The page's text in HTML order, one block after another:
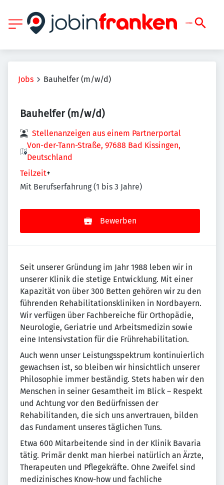
Jobs Bauhelfer (m/w/d)
Bauhelfer (m/w/d)
Stellenanzeigen aus einem Partnerportal
Von-der-Tann-Straße, 97688 Bad Kissingen,
Deutschland
Teilzeit+
Mit Berufserfahrung (1 bis 3 Jahre)
Bewerben
Seit unserer Gründung im Jahr 1988 leben wir in
unserer Klinik die stetige Entwicklung. Mit einer
Kapazität von über 300 Betten gehören wir zu den
führenden Rehabilitationskliniken in Nordbayern.
Wir verfügen über Fachbereiche für Orthopädie,
Neurologie, Geriatrie und Arbeitsmedizin sowie
eine Intensivstation für die Frührehabilitation.
Auch wenn unser Leistungsspektrum kontinuierlich
gewachsen ist, so bleiben wir hinsichtlich unserer
Philosophie immer beständig. Stets haben wir den
Menschen in seiner Gesamtheit im Blick – Respekt
und Achtung vor den Bedürfnissen der
Rehabilitanden, die sich uns anvertrauen, bilden
das Fundament unseres täglichen Tuns.
Etwa 600 Mitarbeitende sind in der Klinik Bavaria
tätig. Primär denkt man hierbei natürlich an Ärzte,
Therapeuten und Pflegekräfte. Ohne Zweifel sind
medizinisches Know-how und fachliche